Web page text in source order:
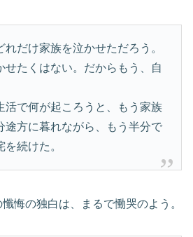
だけ家族を泣かせただろう。
せたくはない。だからもう、自
活で何が起ころうと、もう家族
途方に暮れながら、もう半分で
続けた。
悔の独白は、まるで慟哭のよう。